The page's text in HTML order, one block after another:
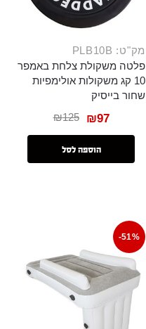
מק"ט: PLB10B
פלטה משקולת צלחת באמפר
10 קג משקולות אולימפיות
שחור בייסיק
₪125 ₪97
הוספה לסל
-51%